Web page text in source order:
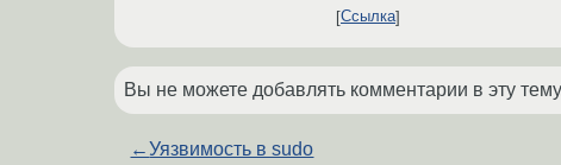
Ссылка
Вы не можете добавлять комментарии в эту
←Уязвимость в sudo